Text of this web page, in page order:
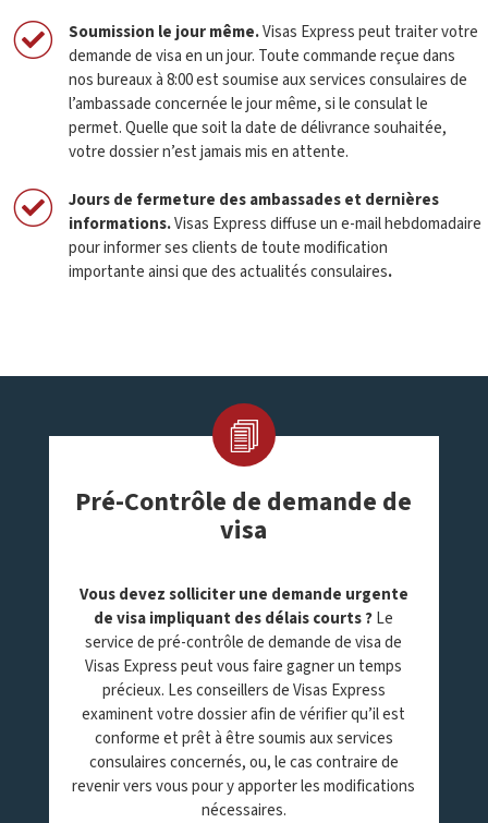
Soumission le jour même.Visas Express peut traiter votre
demande de visa en un jour. Toute commande reçue dans
nos bureaux à 8:00 est soumise aux services consulaires de
l’ambassade concernée le jour même, si le consulat le
permet. Quelle que soit la date de délivrance souhaitée,
votre dossier n’est jamais mis en attente.
Jours de fermeture des ambassades et dernières
informations.Visas Express diffuse un e-mail hebdomadaire
pour informer ses clients de toute modification
importante ainsi que des actualités consulaires.
Pré-Contrôle de demande de
visa
Vous devez solliciter une demande urgente
de visa impliquant des délais courts ?Le
service de pré-contrôle de demande de visa de
Visas Express peut vous faire gagner un temps
précieux. Les conseillers de Visas Express
examinent votre dossier afin de vérifier qu’il est
conforme et prêt à être soumis aux services
consulaires concernés, ou, le cas contraire de
revenir vers vous pour y apporter les modifications
nécessaires.